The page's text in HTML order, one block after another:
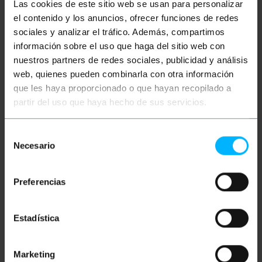
Las cookies de este sitio web se usan para personalizar
el contenido y los anuncios, ofrecer funciones de redes
sociales y analizar el tráfico. Además, compartimos
información sobre el uso que haga del sitio web con
nuestros partners de redes sociales, publicidad y análisis
web, quienes pueden combinarla con otra información
que les haya proporcionado o que hayan recopilado a
partir del uso que haya hecho de sus servicios.
Necesario
Preferencias
Estadística
Marketing
Ulteriori informazioni
Descrizione
Cavo in fibra ottica duplex multimodale (MM)
conforme allo standard OM5 (ANSI/TIA 492AAE). I
distanza massima di 100 m. Ha un doppio
Smoke Halogen Free). Sezione del nucleo centrale e
e la guaina di colore verde). Lunghezza del cavo di 3
m.